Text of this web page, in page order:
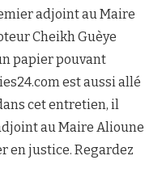
adjoint au Maire
Cheikh Guèye
papier pouvant
est aussi allé
cet entretien, il
au Maire Alioune
en justice. Regardez